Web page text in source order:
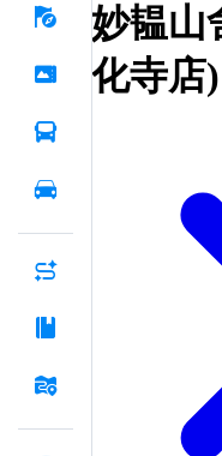
妙韫山
化寺店)